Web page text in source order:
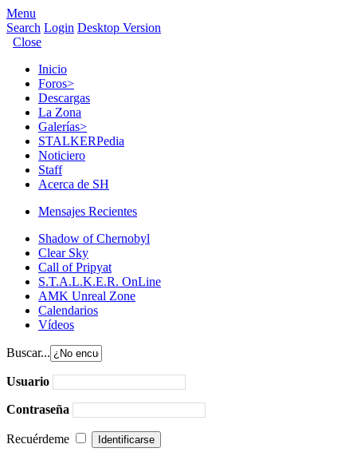
Menu
Search Login Desktop Version
Close
Inicio
Foros>
Descargas
La Zona
Galerías>
STALKERPedia
Noticiero
Staff
Acerca de SH
Mensajes Recientes
Shadow of Chernobyl
Clear Sky
Call of Pripyat
S.T.A.L.K.E.R. OnLine
AMK Unreal Zone
Calendarios
Vídeos
Buscar...
Usuario
Contraseña
Recuérdeme